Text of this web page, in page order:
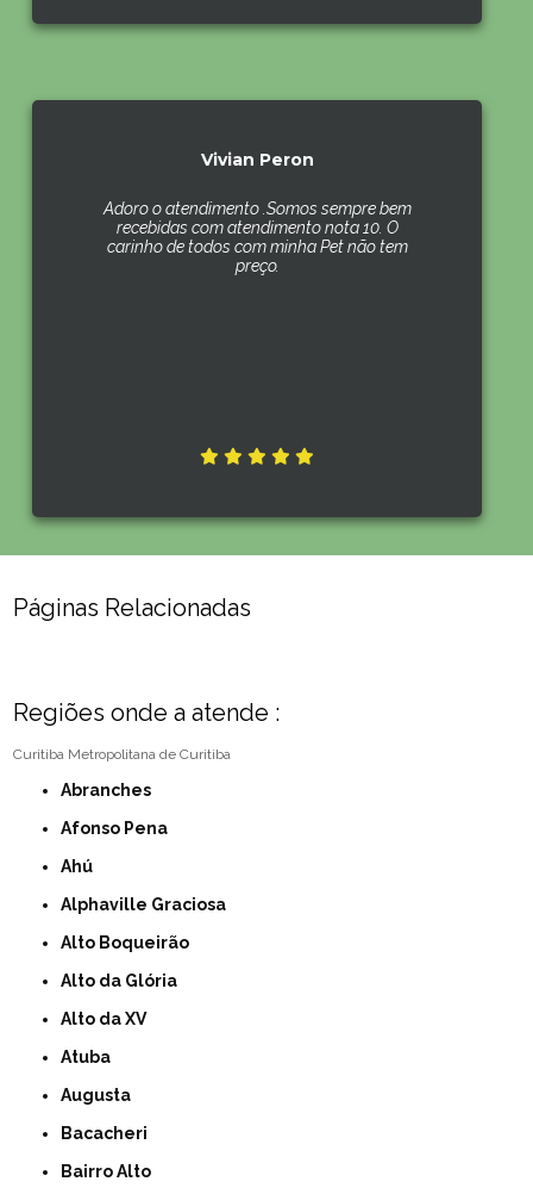
Vivian Peron
Adoro o atendimento .Somos sempre bem
recebidas com atendimento nota 10. O
carinho de todos com minha Pet não tem
preço.
Páginas Relacionadas
Regiões onde a atende :
Curitiba Metropolitana de Curitiba
Abranches
Afonso Pena
Ahú
Alphaville Graciosa
Alto Boqueirão
Alto da Glória
Alto da XV
Atuba
Augusta
Bacacheri
Bairro Alto